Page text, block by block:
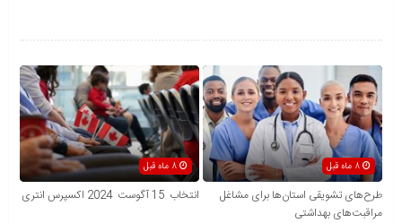
8 ماه قبل
طرح‌های تشویقی استان‌ها برای مشاغل
مراقبت‌های بهداشتی
انتخاب 15 آگوست 2024 اکسپرس انتری